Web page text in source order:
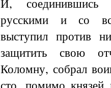
русскими и со
выступил против
защитить свою
Коломну, собрал